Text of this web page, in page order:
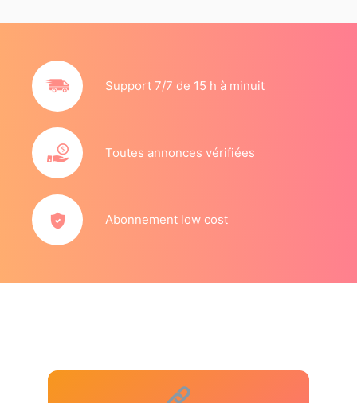
Support 7/7 de 15 h à minuit
Toutes annonces vérifiées
Abonnement low cost